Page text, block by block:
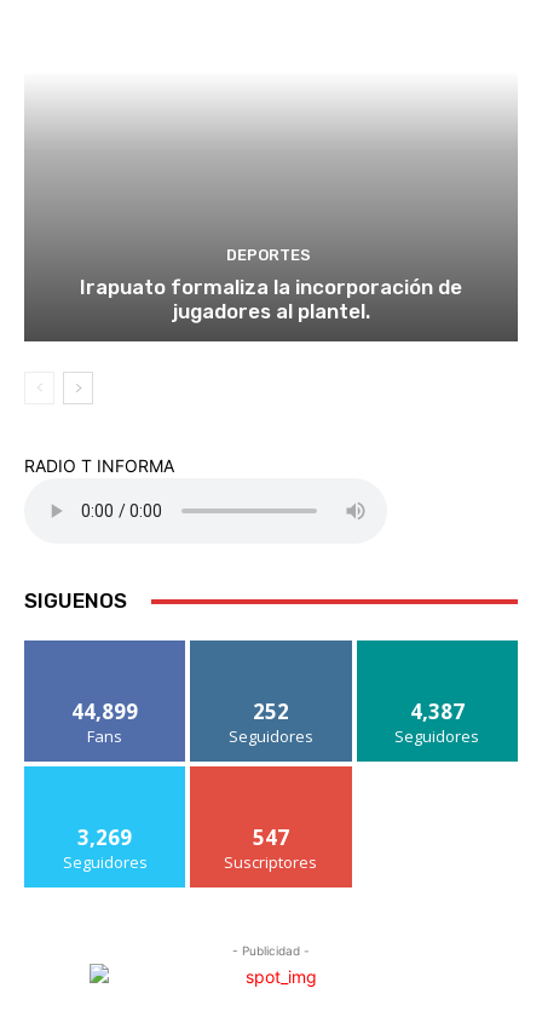
DEPORTES
Irapuato formaliza la incorporación de
jugadores al plantel.
RADIO T INFORMA
SIGUENOS
44,899
Fans
252
Seguidores
4,387
Seguidores
3,269
Seguidores
547
Suscriptores
- Publicidad -